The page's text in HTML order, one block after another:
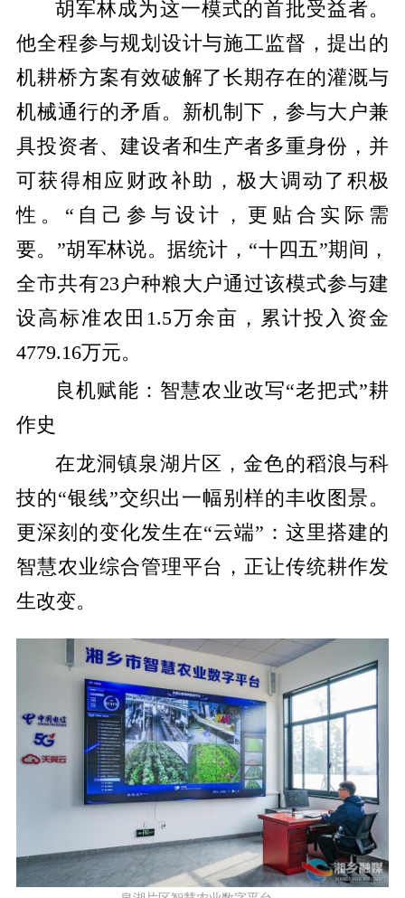
胡军林成为这一模式的首批受益者。
他全程参与规划设计与施工监督，提出的
机耕桥方案有效破解了长期存在的灌溉与
机械通行的矛盾。新机制下，参与大户兼
具投资者、建设者和生产者多重身份，并
可获得相应财政补助，极大调动了积极
性。 “自己参与设计，更贴合实际需
要。”胡军林说。据统计，“十四五”期间，
全市共有23 户种粮大户通过该模式参与建
设高标准农田 1.5万余亩，累计投入资金
4779.16万元。
良机赋能：智慧农业改写“老把式”耕
作史
在龙洞镇泉湖片区，金色的稻浪与科
技的“银线”交织出一幅别样的丰收图景。
更深刻的变化发生在“云端”：这里搭建的
智慧农业综合管理平台，正让传统耕作发
生改变。